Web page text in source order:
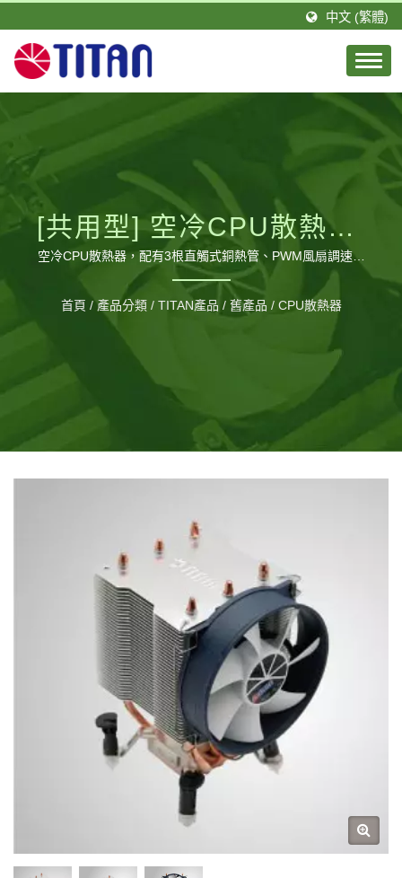
中文 (繁體)
[共用型] 空冷CPU散熱器/
直觸式三熱管/ PWM風扇
調速功能 /TDP 140W
空冷CPU散熱器，配有3根直觸式銅熱管、PWM風扇調速功
能，提供CPU絕佳散熱表現 / 台騰恩科技有限公司是由一群積
極且具有專業技術的團隊所組成。TITAN的總公司設立於台
灣，分公司則設立於德國，並在大陸廣東省擁有1間工廠，佔
首頁 / 產品分類 / TITAN產品 / 舊產品 / CPU散熱器